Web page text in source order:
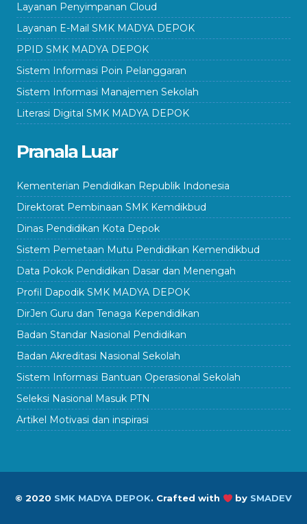
Layanan Penyimpanan Cloud
Layanan E-Mail SMK MADYA DEPOK
PPID SMK MADYA DEPOK
Sistem Informasi Poin Pelanggaran
Sistem Informasi Manajemen Sekolah
Literasi Digital SMK MADYA DEPOK
Pranala Luar
Kementerian Pendidikan Republik Indonesia
Direktorat Pembinaan SMK Kemdikbud
Dinas Pendidikan Kota Depok
Sistem Pemetaan Mutu Pendidikan Kemendikbud
Data Pokok Pendidikan Dasar dan Menengah
Profil Dapodik SMK MADYA DEPOK
DirJen Guru dan Tenaga Kependidikan
Badan Standar Nasional Pendidikan
Badan Akreditasi Nasional Sekolah
Sistem Informasi Bantuan Operasional Sekolah
Seleksi Nasional Masuk PTN
Artikel Motivasi dan inspirasi
© 2020 SMK MADYA DEPOK. Crafted with by SMADEV